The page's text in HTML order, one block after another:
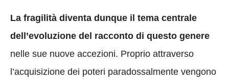
La fragilità diventa dunque il tema centrale
dell’evoluzione del racconto di questo genere
nelle sue nuove accezioni. Proprio attraverso
l’acquisizione dei poteri paradossalmente vengono